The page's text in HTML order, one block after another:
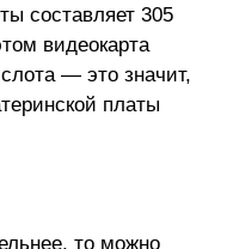
составляет 305
видеокарта
— это значит,
платы
то можно